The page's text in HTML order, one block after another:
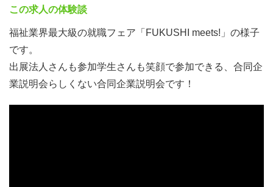
さまざまな立場の人が幸せにともに生きていく社会をつく
してきます。
福祉業界が持続的に発展していくために、大学生をはじめ
とした次世代に福祉の魅力を伝え、良質な福祉法人と出会
い・マッチングする機会を提供し、いきいきと働き続けら
れる環境づくりを支援しています。
この求人の体験談
福祉業界最大級の就職フェア「FUKUSHI meets!」の様子
です。
出展法人さんも参加学生さんも笑顔で参加できる、合同企
業説明会らしくない合同企業説明会です！